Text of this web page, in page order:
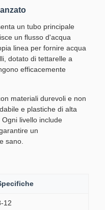
un tubo principale
un flusso d'acqua
linea per fornire acqua
dotato di tettarelle a
efficacemente
materiali durevoli e non
e plastiche di alta
livello include
un
sano.
12